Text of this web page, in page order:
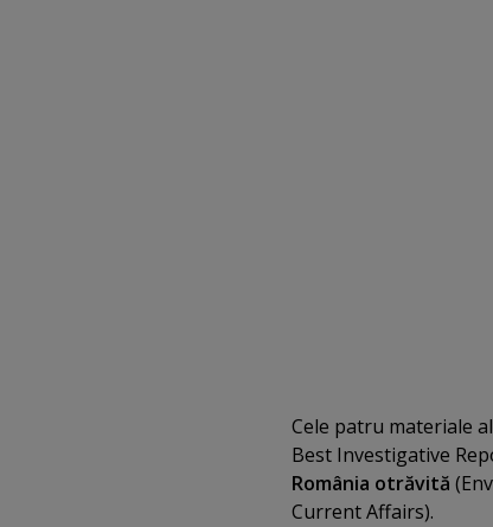
Cele patru materiale
Best Investigative
România otrăvită
Current Affairs).